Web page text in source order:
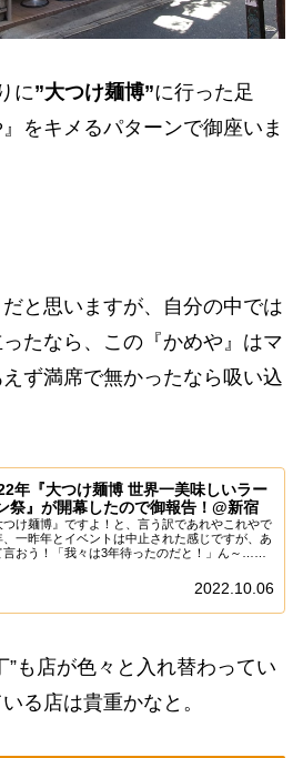
に”大つけ麺博”に行った足
をキメるパターンで御座いま
と思いますが、自分の中では
たなら、この『かめや』はマ
ず満席で無かったなら吸い込
年『大つけ麺博 世界一美味しいラー
祭』が開幕したので御報告！@新宿
つけ麺博』ですよ！と、言う訳であれやこれやで
、一昨年とイベントは中止された感じですが、あ
言おう！「我々は3年待ったのだと！」ん～……
う事は無いかもですので、とりあえず初日から
2022.10.06
”も店が色々と入れ替わってい
る店は貴重かなと。